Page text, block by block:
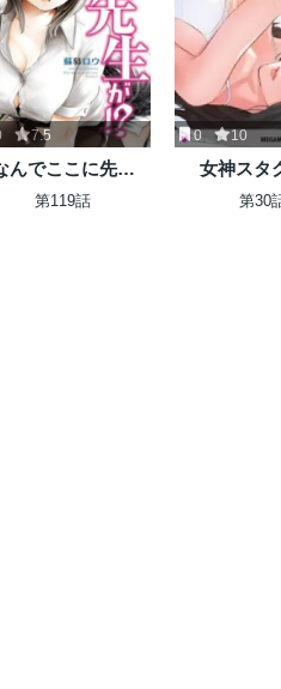
7.5
んでここに先生
が！？
第119話
0 10
女神スタ
第30